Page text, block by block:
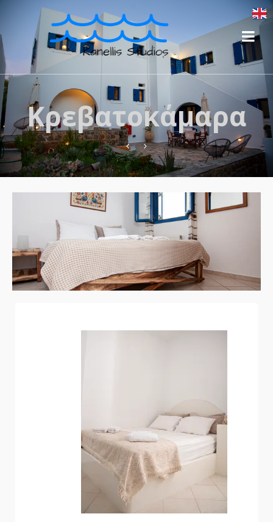
Κρεβατοκάμαρα